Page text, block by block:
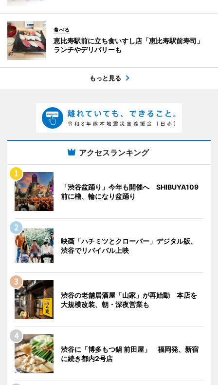
食べる
恵比寿駅前に立ち食いすし店「恵比寿駅前寿司」
ランチやデリバリーも
もっと見る
アクセスランキング
「渋谷盆踊り」今年も開催へ SHIBUYA109
前に櫓、輪になり盆踊り
映画「ハチミツとクローバー」デジタル版、
渋谷でリバイバル上映
渋谷の老舗居酒屋「山家」が再始動 本店を
大規模改装、朝・深夜営業も
渋谷に「博多もつ鍋 前田屋」 福岡発、新宿
に続き都内2号店